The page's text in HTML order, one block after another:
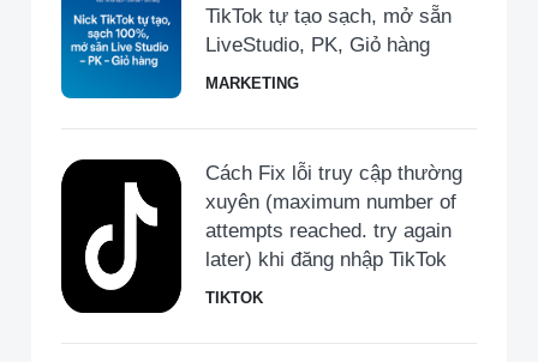
TikTok tự tạo sạch, mở sẵn
LiveStudio, PK, Giỏ hàng
MARKETING
Cách Fix lỗi truy cập thường
xuyên (maximum number of
attempts reached. try again
later) khi đăng nhập TikTok
TIKTOK